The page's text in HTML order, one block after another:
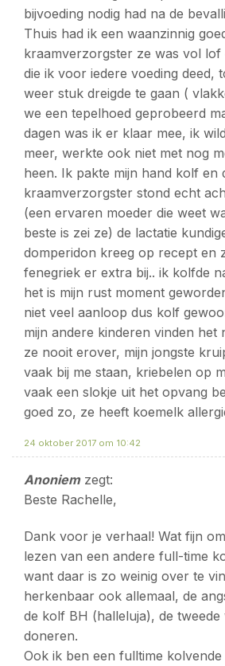
bijvoeding nodig had na de
Thuis had ik een waanzinnig
kraamverzorgster ze was vol lof
die ik voor iedere voeding deed,
weer stuk dreigde te gaan (
we een tepelhoed geprobeerd
dagen was ik er klaar mee, ik
meer, werkte ook niet met nog
heen. Ik pakte mijn hand kolf en
kraamverzorgster stond echt
(een ervaren moeder die weet
beste is zei ze) de lactatie
domperidon kreeg op recept en
fenegriek er extra bij.. ik kolfde
het is mijn rust moment
niet veel aanloop dus kolf
mijn andere kinderen vinden
ze nooit erover, mijn jongste
vaak bij me staan, kriebelen op
vaak een slokje uit het opvang
goed zo, ze heeft koemelk
24 oktober 2017 om 10:42
Anoniem zegt:
Beste Rachelle,
Dank voor je verhaal! Wat fijn
lezen van een andere full-time
want daar is zo weinig over te
herkenbaar ook allemaal, de
de kolf BH (halleluja), de
doneren.
Ook ik ben een fulltime kolvende